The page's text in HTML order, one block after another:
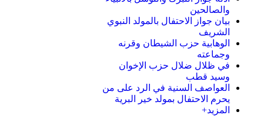
والصالحين
بيان جواز الاحتفال بالمولد النبوي
الشريف
الوهابية حزب الشيطان وقرنه
وجماعته
في ظلال ضلال حزب الإخوان
وسيد قطب
العواصف السنية في الرد على من
يحرم الاحتفال بمولد خير البرية
المزيد+